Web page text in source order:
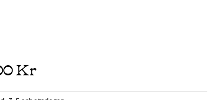
Kr